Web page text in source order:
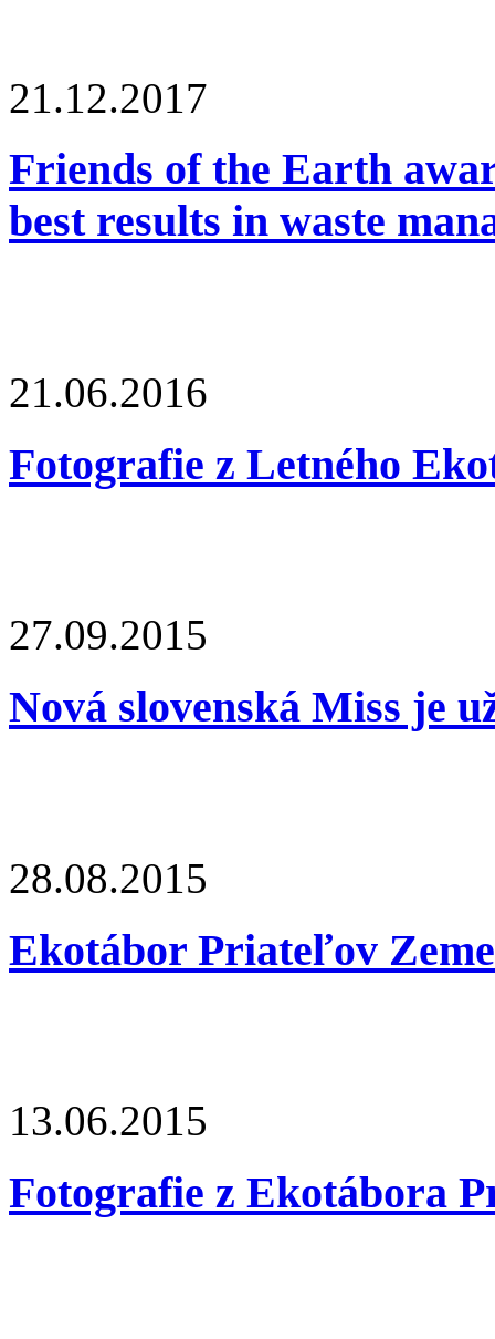
21.12.2017
Friends of the Earth
best results in waste
21.06.2016
Fotografie z Letného
27.09.2015
Nová slovenská Miss je
28.08.2015
Ekotábor Priateľov
13.06.2015
Fotografie z Ekotábora